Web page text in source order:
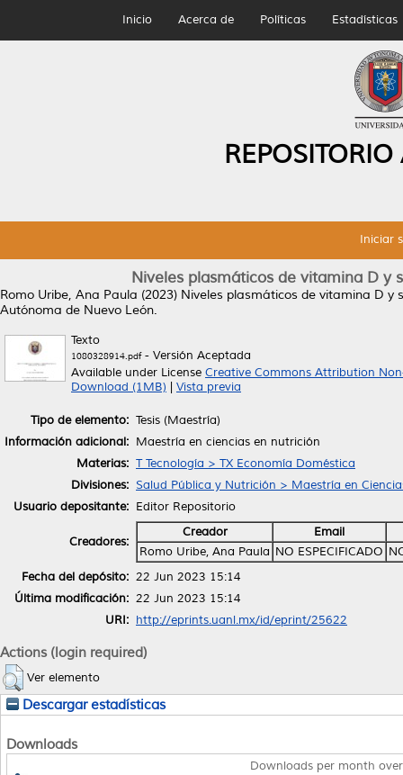
Inicio Acerca de Políticas Estadísticas
Iniciar
Niveles plasmáticos de vitamina D y
Romo Uribe, Ana Paula (2023) Niveles plasmáticos de vitamina D y
Autónoma de Nuevo León.
Texto
1080328914.pdf- Versión Aceptada
Available under License Creative Commons Attribution
Download (1MB)
Vista previa
Tipo de elemento: Tesis (Maestría)
Información adicional: Maestría en ciencias en nutrición
Materias: T Tecnología > TX Economía Doméstica
Divisiones: Salud Pública y Nutrición > Maestría en
Usuario depositante: Editor Repositorio
Creadores:
Creador
Email
Romo Uribe, Ana Paula NO ESPECIFICADO
Fecha del depósito: 22 Jun 2023 15:14
Última modificación: 22 Jun 2023 15:14
URI: http://eprints.uanl.mx/id/eprint/25622
Actions (login required)
Ver elemento
Descargar estadísticas
Downloads
Downloads per month